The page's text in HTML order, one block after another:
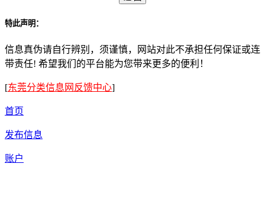
特此声明：
信息真伪请自行辨别，须谨慎，网站对此不承担任何保证或连
带责任! 希望我们的平台能为您带来更多的便利！
[东莞分类信息网反馈中心]
首页
发布信息
账户